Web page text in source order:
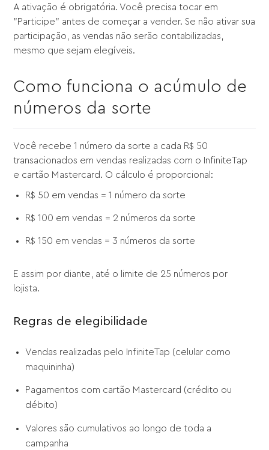
A ativação é obrigatória. Você precisa tocar em
"Participe" antes de começar a vender. Se não ativar sua
participação, as vendas não serão contabilizadas,
mesmo que sejam elegíveis.
Como funciona o acúmulo de
números da sorte
Você recebe 1 número da sorte a cada R$ 50
transacionados em vendas realizadas com o InfiniteTap
e cartão Mastercard. O cálculo é proporcional:
R$ 50 em vendas = 1 número da sorte
R$ 100 em vendas = 2 números da sorte
R$ 150 em vendas = 3 números da sorte
E assim por diante, até o limite de 25 números por
lojista.
Regras de elegibilidade
Vendas realizadas pelo InfiniteTap (celular como
maquininha)
Pagamentos com cartão Mastercard (crédito ou
débito)
Valores são cumulativos ao longo de toda a
campanha